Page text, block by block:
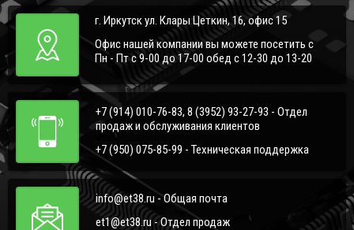
г. Иркутск ул. Клары Цеткин, 16, офис 15
Офис нашей компании вы можете посетить с
Пн - Пт с 9-00 до 17-00 обед с 12-30 до 13-20
+7 (914) 010-76-83, 8 (3952) 93-27-93 - Отдел
продаж и обслуживания клиентов
+7 (950) 075-85-99 - Техническая поддержка
info@et38.ru - Общая почта
et1@et38.ru - Отдел продаж